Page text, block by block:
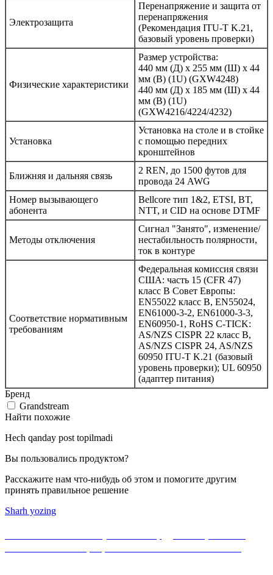
Электрозащита
Перенапряжение и защита от
перенапряжения
(Рекомендация ITU-T K.21,
базовый уровень проверки)
Физические характеристики
Размер устройства:
440 мм (Д) x 255 мм (Ш) x 44
мм (В) (1U) (GXW4248)
440 мм (Д) x 185 мм (Ш) x 44
мм (В) (1U)
(GXW4216/4224/4232)
Установка
Установка на столе и в стойке
с помощью передних
кронштейнов
Ближняя и дальняя связь
2 REN, до 1500 футов для
провода 24 AWG
Номер вызывающего
абонента
Bellcore тип 1&2, ETSI, BT,
NTT, и CID на основе DTMF
Методы отключения
Сигнал "Занято", изменение/
нестабильность полярности,
ток в контуре
Соответствие нормативным
требованиям
Федеральная комиссия связи
США: часть 15 (CFR 47)
класс B Совет Европы:
EN55022 класс B, EN55024,
EN61000-3-2, EN61000-3-3,
EN60950-1, RoHS C-TICK:
AS/NZS CISPR 22 класс B,
AS/NZS CISPR 24, AS/NZS
60950 ITU-T K.21 (базовый
уровень проверки); UL 60950
(адаптер питания)
Бренд
Grandstream
Найти похожие
Hech qanday post topilmadi
Вы пользовались продуктом?
Расскажите нам что-нибудь об этом и помогите другим
принять правильное решение
Sharh yozing